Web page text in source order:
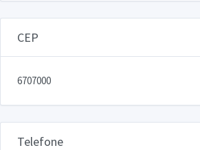
CEP
6707000
Telefone